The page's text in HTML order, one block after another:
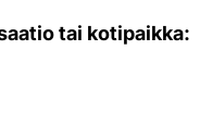
tai kotipaikka: